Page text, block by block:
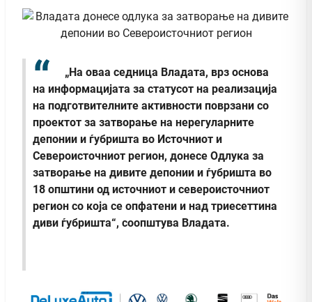
„На оваа седница Владата, врз основа
на информацијата за статусот на реализација
на подготвителните активности поврзани со
проектот за затворање на нерегуларните
депонии и ѓубришта во Источниот и
Североисточниот регион, донесе Одлука за
затворање на дивите депонии и ѓубришта во
18 општини од источниот и североисточниот
регион со која се опфатени и над триесеттина
диви ѓубришта“, соопштува Владата.